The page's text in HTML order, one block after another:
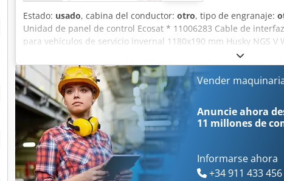
Estado: usado, cabina del conductor: otro, tipo de engranaje:
Unidad de panel de control Ecosat * 11006283 Cable de
para vehículos de servicio invernal 1180x190 mm Husky NGS V
contorno amarillo para contenedores Husky (6,5 m) *
8 m, completo, montado * 11002061 Luz de advertencia
estacionamiento de 1 T, universal, con brazo de 700 (juego) *
para Husky (L1200 A1200), completo * 8085013 Cepillo para el
cubierta protectora de plástico Otros: Dcodpfx Anjznvudszjk *
máquinas como parte del pago y de comprarlos. * El precio de
* No se asume responsabilidad por errores de impresión y
previa. * Oferta sin compromiso. * Las fotos pueden ser
Toda la información sin garantía.
Vender
Anuncie ahora
11 millones de
Informarse ahora
+34 911 433 456